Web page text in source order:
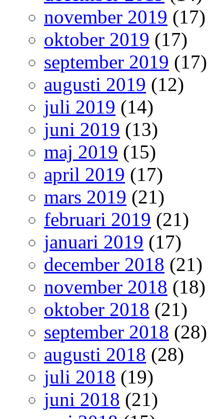
november 2019 (17)
oktober 2019 (17)
september 2019 (17)
augusti 2019 (12)
juli 2019 (14)
juni 2019 (13)
maj 2019 (15)
april 2019 (17)
mars 2019 (21)
februari 2019 (21)
januari 2019 (17)
december 2018 (21)
november 2018 (18)
oktober 2018 (21)
september 2018 (28)
augusti 2018 (28)
juli 2018 (19)
juni 2018 (21)